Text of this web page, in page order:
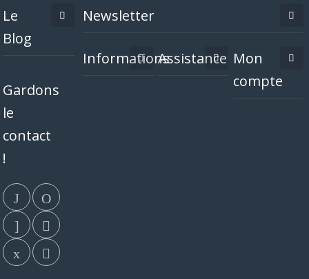
Le
Blog
Gardons
le
contact
!
Newsletter
InformationsAssistance Mon
compte